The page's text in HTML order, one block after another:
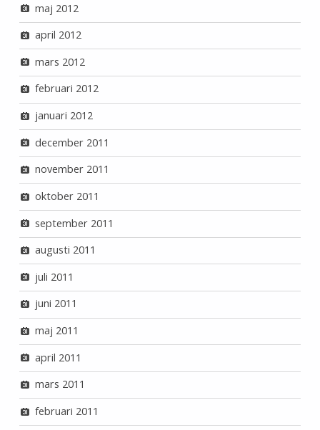
maj 2012
april 2012
mars 2012
februari 2012
januari 2012
december 2011
november 2011
oktober 2011
september 2011
augusti 2011
juli 2011
juni 2011
maj 2011
april 2011
mars 2011
februari 2011